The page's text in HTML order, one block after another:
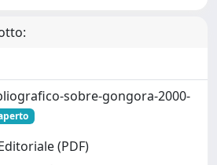
sobre-gongora-2000-
(PDF)